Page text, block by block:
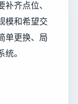
齐点位、
模和希望交
单更换、局
。